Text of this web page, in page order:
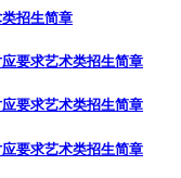
招生简章
要求艺术类招生简章
要求艺术类招生简章
要求艺术类招生简章